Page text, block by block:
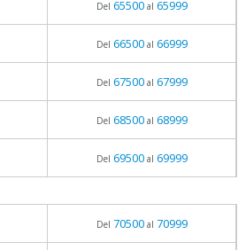
Del 65500al 65999
Del 66500al 66999
Del 67500al 67999
Del 68500al 68999
Del 69500al 69999
Del 70500al 70999